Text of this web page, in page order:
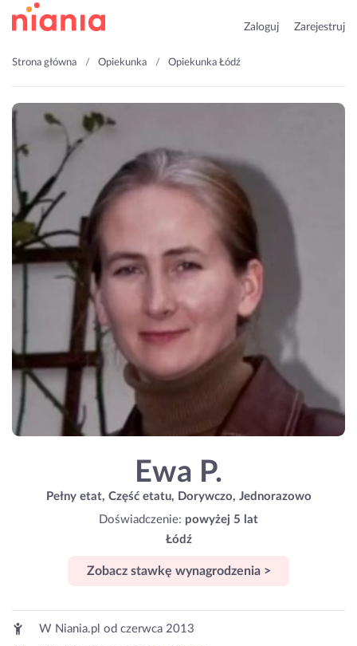
Zaloguj Zarejestruj
Strona główna Opiekunka Opiekunka Łódź
Ewa P.
Pełny etat, Część etatu, Dorywczo, Jednorazowo
Doświadczenie: powyżej 5 lat
Łódź
Zobacz stawkę wynagrodzenia >
W Niania.pl od czerwca 2013